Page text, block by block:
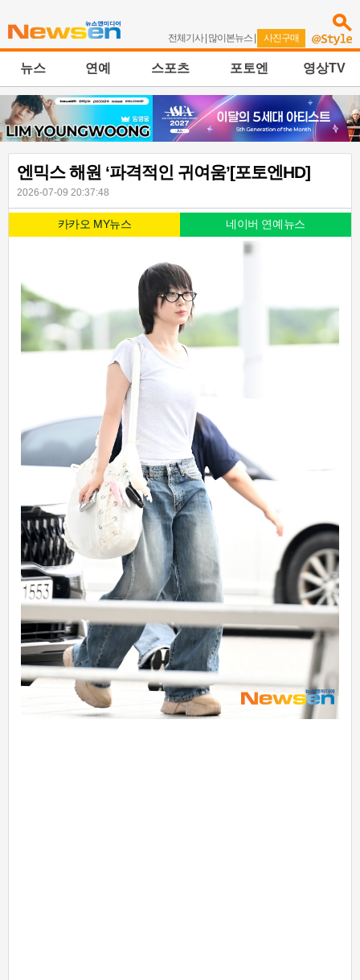
전체기사| 많이본뉴스 | 사진구매
뉴스 연예 스포츠 포토엔 영상TV
엔믹스 해원 ‘파격적인 귀여움’[포토엔HD]
2026-07-09 20:37:48
카카오 MY뉴스 네이버 연예뉴스